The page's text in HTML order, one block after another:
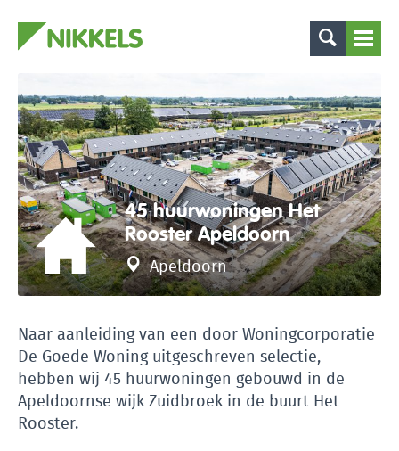
45 huurwoningen Het
Rooster Apeldoorn
Apeldoorn
Naar aanleiding van een door Woningcorporatie
De Goede Woning uitgeschreven selectie,
hebben wij 45 huurwoningen gebouwd in de
Apeldoornse wijk Zuidbroek in de buurt Het
Rooster.